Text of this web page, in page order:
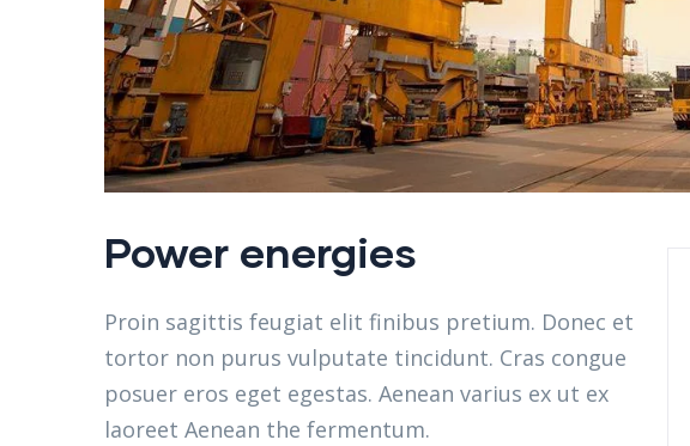
Power energies
Proin sagittis feugiat elit finibus pretium. Donec et
tortor non purus vulputate tincidunt. Cras congue
posuer eros eget egestas. Aenean varius ex ut ex
laoreet Aenean the fermentum.